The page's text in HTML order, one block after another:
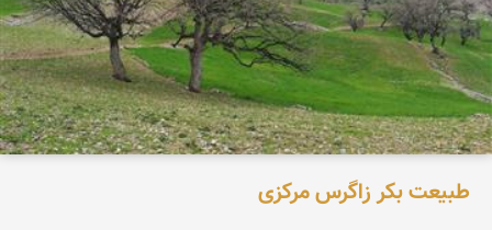
طبیعت بکر زاگرس مرکزی